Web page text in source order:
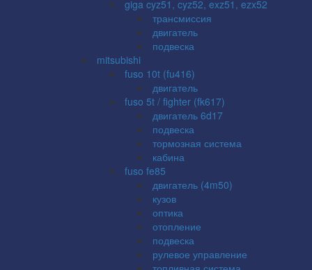
giga cyz51, cyz52, exz51, ezx52
трансмиссия
двигатель
подвеска
mitsubishi
fuso 10t (fu416)
двигатель
fuso 5t / fighter (fk617)
двигатель 6d17
подвеска
тормозная система
кабина
fuso fe85
двигатель (4m50)
кузов
оптика
отопление
подвеска
рулевое управление